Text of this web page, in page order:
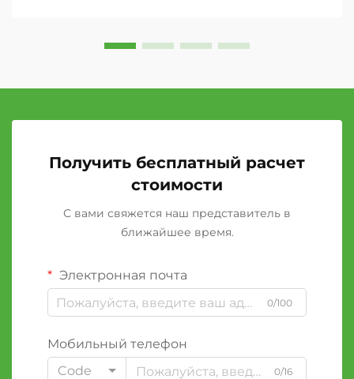
Получить бесплатный расчет
стоимости
С вами свяжется наш представитель в
ближайшее время.
Электронная почта
0/100
Мобильный телефон
Code
0/16